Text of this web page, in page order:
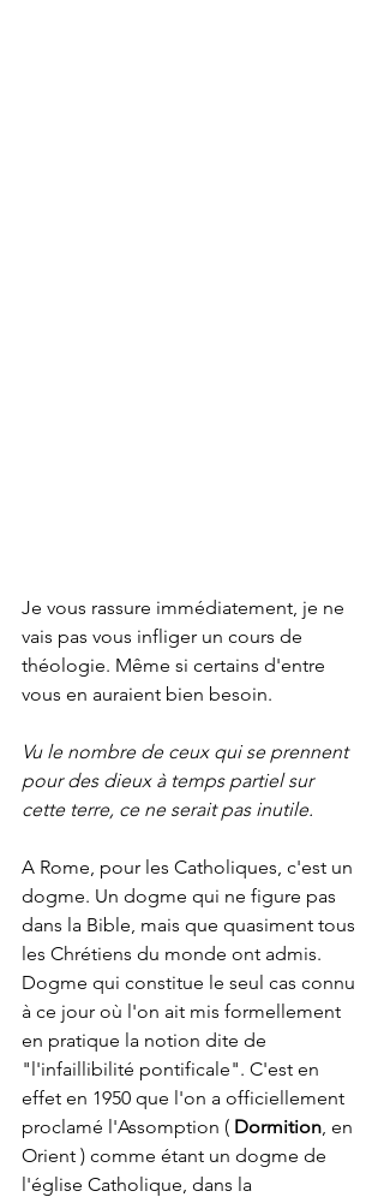
Je vous rassure immédiatement, je ne
vais pas vous infliger un cours de
théologie. Même si certains d'entre
vous en auraient bien besoin.
Vu le nombre de ceux qui se prennent
pour des dieux à temps partiel sur
cette terre, ce ne serait pas inutile.
A Rome, pour les Catholiques, c'est un
dogme. Un dogme qui ne figure pas
dans la Bible, mais que quasiment tous
les Chrétiens du monde ont admis.
Dogme qui constitue le seul cas connu
à ce jour où l'on ait mis formellement
en pratique la notion dite de
"l'infaillibilité pontificale". C'est en
effet en 1950 que l'on a officiellement
proclamé l'Assomption ( Dormition , en
Orient ) comme étant un dogme de
l'église Catholique, dans la